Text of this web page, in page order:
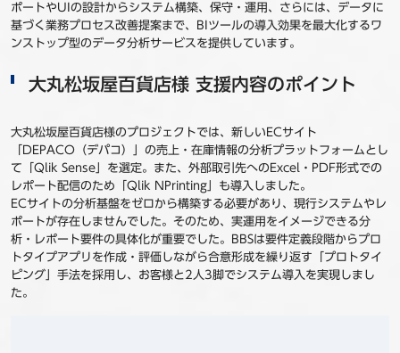
ポートやUIの設計からシステム構築、保守・運用、さらには、データに
基づく業務プロセス改善提案まで、BIツールの導入効果を最大化するワ
ンストップ型のデータ分析サービスを提供しています。
大丸松坂屋百貨店様 支援内容のポイント
大丸松坂屋百貨店様のプロジェクトでは、新しいECサイト
「DEPACO（デパコ）」の売上・在庫情報の分析プラットフォームとし
て「Qlik Sense」を選定。また、外部取引先へのExcel・PDF形式での
レポート配信のため「Qlik NPrinting」も導入しました。
ECサイトの分析基盤をゼロから構築する必要があり、現行システムやレ
ポートが存在しませんでした。そのため、実運用をイメージできる分
析・レポート要件の具体化が重要でした。BBSは要件定義段階からプロ
トタイプアプリを作成・評価しながら合意形成を繰り返す「プロトタイ
ピング」手法を採用し、お客様と2人3脚でシステム導入を実現しまし
た。